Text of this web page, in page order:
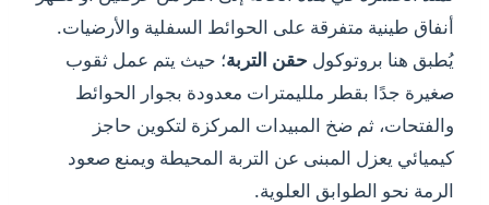
أنفاق طينية متفرقة على الحوائط السفلية والأرضيات.
يُطبق هنا بروتوكول حقن التربة؛ حيث يتم عمل ثقوب
صغيرة جدًا بقطر ملليمترات معدودة بجوار الحوائط
والفتحات، ثم ضخ المبيدات المركزة لتكوين حاجز
كيميائي يعزل المبنى عن التربة المحيطة ويمنع صعود
الرمة نحو الطوابق العلوية.